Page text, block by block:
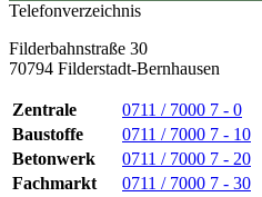
Telefonverzeichnis
Filderbahnstraße 30
70794 Filderstadt-Bernhausen
Zentrale
0711 / 7000 7 - 0
Baustoffe
0711 / 7000 7 - 10
Betonwerk
0711 / 7000 7 - 20
Fachmarkt
0711 / 7000 7 - 30